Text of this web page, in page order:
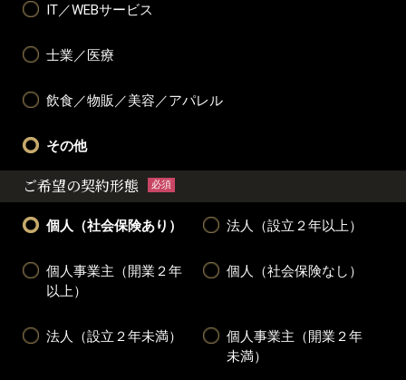
IT／WEBサービス
士業／医療
飲食／物販／美容／アパレル
その他
ご希望の契約形態 必須
個人（社会保険あり） 法人（設立２年以上）
個人事業主（開業２年
以上）
個人（社会保険なし）
法人（設立２年未満）
個人事業主（開業２年
未満）